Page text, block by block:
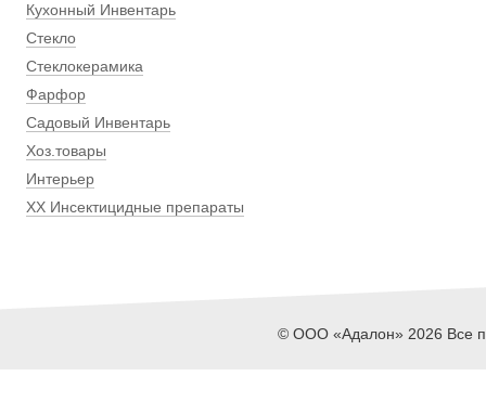
Кухонный Инвентарь
Стекло
Стеклокерамика
Фарфор
Садовый Инвентарь
Хоз.товары
Интерьер
ХХ Инсектицидные препараты
© ООО «Адалон» 2026 Все